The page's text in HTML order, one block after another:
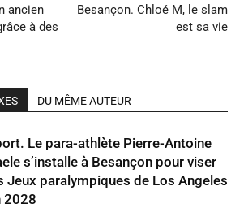
ancien
à des
Besançon. Chloé M, le slam
est sa vie
DU MÊME AUTEUR
Le para-athlète Pierre-Antoine
s’installe à Besançon pour viser
Jeux paralympiques de Los Angeles
2028